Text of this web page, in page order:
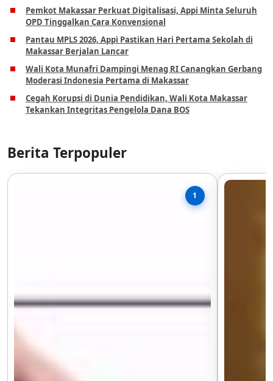
Pemkot Makassar Perkuat Digitalisasi, Appi Minta Seluruh
OPD Tinggalkan Cara Konvensional
Pantau MPLS 2026, Appi Pastikan Hari Pertama Sekolah di
Makassar Berjalan Lancar
Wali Kota Munafri Dampingi Menag RI Canangkan Gerbang
Moderasi Indonesia Pertama di Makassar
Cegah Korupsi di Dunia Pendidikan, Wali Kota Makassar
Tekankan Integritas Pengelola Dana BOS
Berita Terpopuler
1